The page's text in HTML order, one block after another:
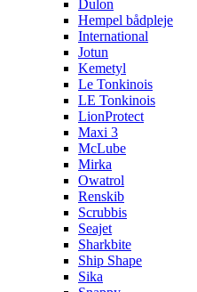
Dulon
Hempel bådpleje
International
Jotun
Kemetyl
Le Tonkinois
LE Tonkinois
LionProtect
Maxi 3
McLube
Mirka
Owatrol
Renskib
Scrubbis
Seajet
Sharkbite
Ship Shape
Sika